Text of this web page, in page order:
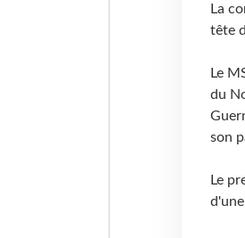
La
tête
Le
du
son
Le